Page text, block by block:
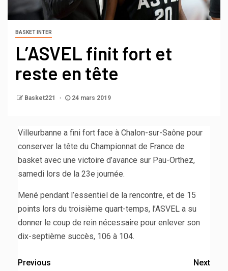
BASKET INTER
L’ASVEL finit fort et
reste en tête
Basket221 24 mars 2019
Villeurbanne a fini fort face à Chalon-sur-Saône pour
conserver la tête du Championnat de France de
basket avec une victoire d’avance sur Pau-Orthez,
samedi lors de la 23e journée.
Mené pendant l’essentiel de la rencontre, et de 15
points lors du troisième quart-temps, l’ASVEL a su
donner le coup de rein nécessaire pour enlever son
dix-septième succès, 106 à 104.
Previous
Next